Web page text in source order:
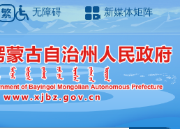
无障碍 新媒体矩阵